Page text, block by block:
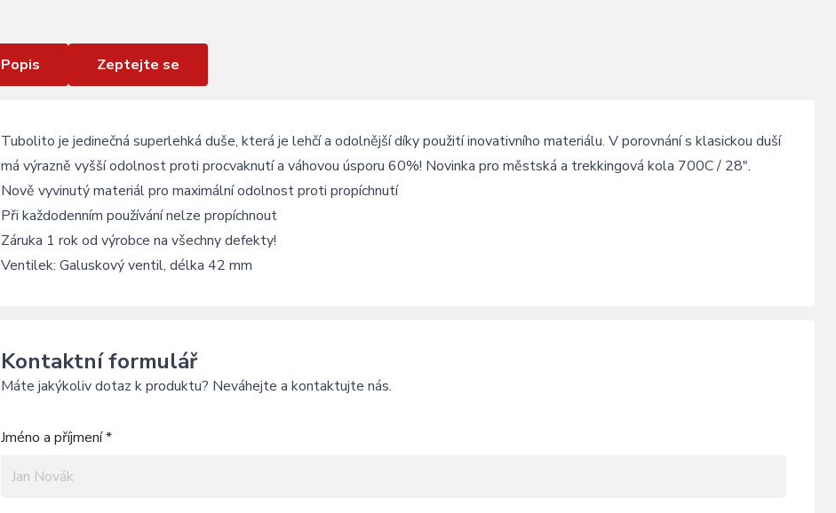
Popis Zeptejte se
Tubolito je jedinečná superlehká duše, která je lehčí a odolnější díky použití inovativního materiálu. V porovnání s klasickou duší
má výrazně vyšší odolnost proti procvaknutí a váhovou úsporu 60%! Novinka pro městská a trekkingová kola 700C / 28".
Nově vyvinutý materiál pro maximální odolnost proti propíchnutí
Při každodenním používání nelze propíchnout
Záruka 1 rok od výrobce na všechny defekty!
Ventilek: Galuskový ventil, délka 42 mm
Kontaktní formulář
Máte jakýkoliv dotaz k produktu? Neváhejte a kontaktujte nás.
Jméno a příjmení *